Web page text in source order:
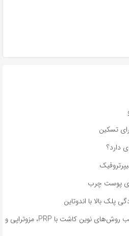
تسکین
دارد؟
پلک بالا با اندوتاین
آیا کاشت مو تنها راه است؟ ترکیب روش‌های نوین کاشت با PRP، مزوتراپی و